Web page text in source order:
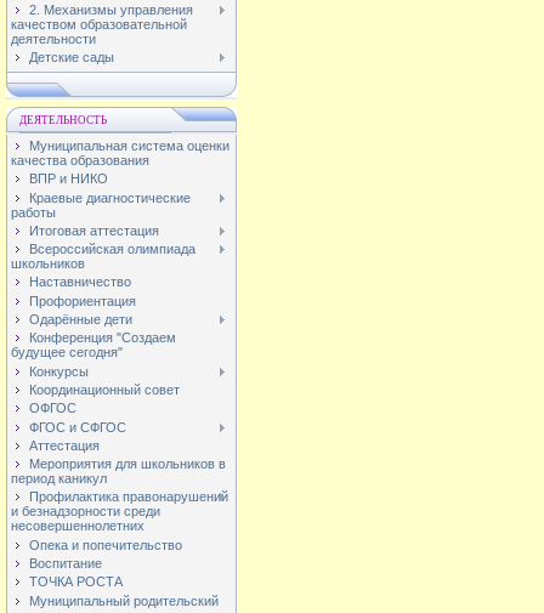
2. Механизмы управления
качеством образовательной
деятельности
Детские сады
ДЕЯТЕЛЬНОСТЬ
Муниципальная система оценки
качества образования
ВПР и НИКО
Краевые диагностические
работы
Итоговая аттестация
Всероссийская олимпиада
школьников
Наставничество
Профориентация
Одарённые дети
Конференция "Создаем
будущее сегодня"
Конкурсы
Координационный совет
ОФГОС
ФГОС и СФГОС
Аттестация
Мероприятия для школьников в
период каникул
Профилактика правонарушений
и безнадзорности среди
несовершеннолетних
Опека и попечительство
Воспитание
ТОЧКА РОСТА
Муниципальный родительский